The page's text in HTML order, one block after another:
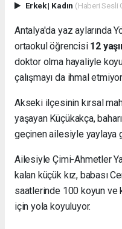
Erkek| Kadın (Haberi Sesli
Antalya'da yaz aylarında
ortaokul öğrencisi 12
doktor olma hayaliyle
çalışmayı da ihmal
Akseki ilçesinin kırsal
yaşayan Küçükakça,
geçinen ailesiyle yaylaya
Ailesiyle Çimi-Ahmetler
kalan küçük kız, babası
saatlerinde 100 koyun ve
için yola koyuluyor.